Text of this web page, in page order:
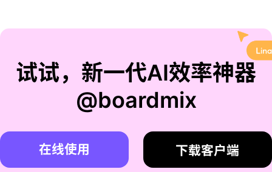
试试，新一代AI效率神器
@boardmix
在线使用 下载客户端